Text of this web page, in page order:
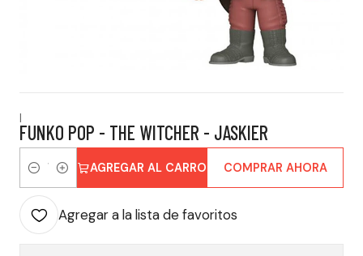
|
FUNKO POP - THE WITCHER - JASKIER
Cantidad
AGREGAR AL CARRO COMPRAR AHORA
Agregar a la lista de favoritos